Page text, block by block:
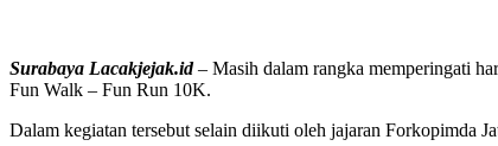
Surabaya Lacakjejak.id – Masih dalam rangka memperingati
Fun Walk – Fun Run 10K.
Dalam kegiatan tersebut selain diikuti oleh jajaran Forkopimda